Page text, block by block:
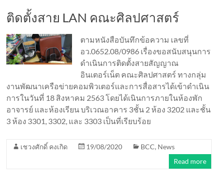
ติดตั้งสาย LAN คณะศิลปศาสตร์
ตามหนังสือบันทึกข้อความ เลขที่
อว.0652.08/0986 เรื่องขอสนับสนุนการ
ดำเนินการติดตั้งสายสัญญาณ
อินเตอร์เน็ต คณะศิลปศาสตร์ ทางกลุ่ม
งานพัฒนาเครือข่ายคอมพิวเตอร์และการสื่อสารได้เข้าดำเนิน
การในวันที่ 18 สิงหาคม 2563 โดยได้เนินการภายในห้องพัก
อาจารย์ และห้องเรียน บริเวณอาคาร 3ชั้น 2 ห้อง 3202 และชั้น
3 ห้อง 3301, 3302, และ 3303 เป็นที่เรียบร้อย
เชวงศักดิ์ คงเกิด 19/08/2020 BCC, News
Read more